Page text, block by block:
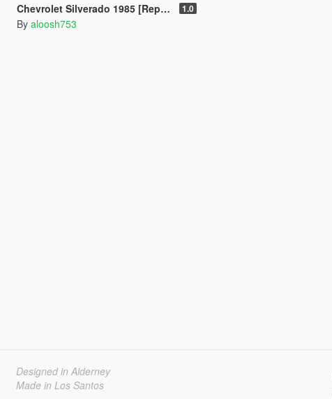
Chevrolet Silverado 1985 [Replace] 1.0
By aloosh753
Designed in Alderney
Made in Los Santos